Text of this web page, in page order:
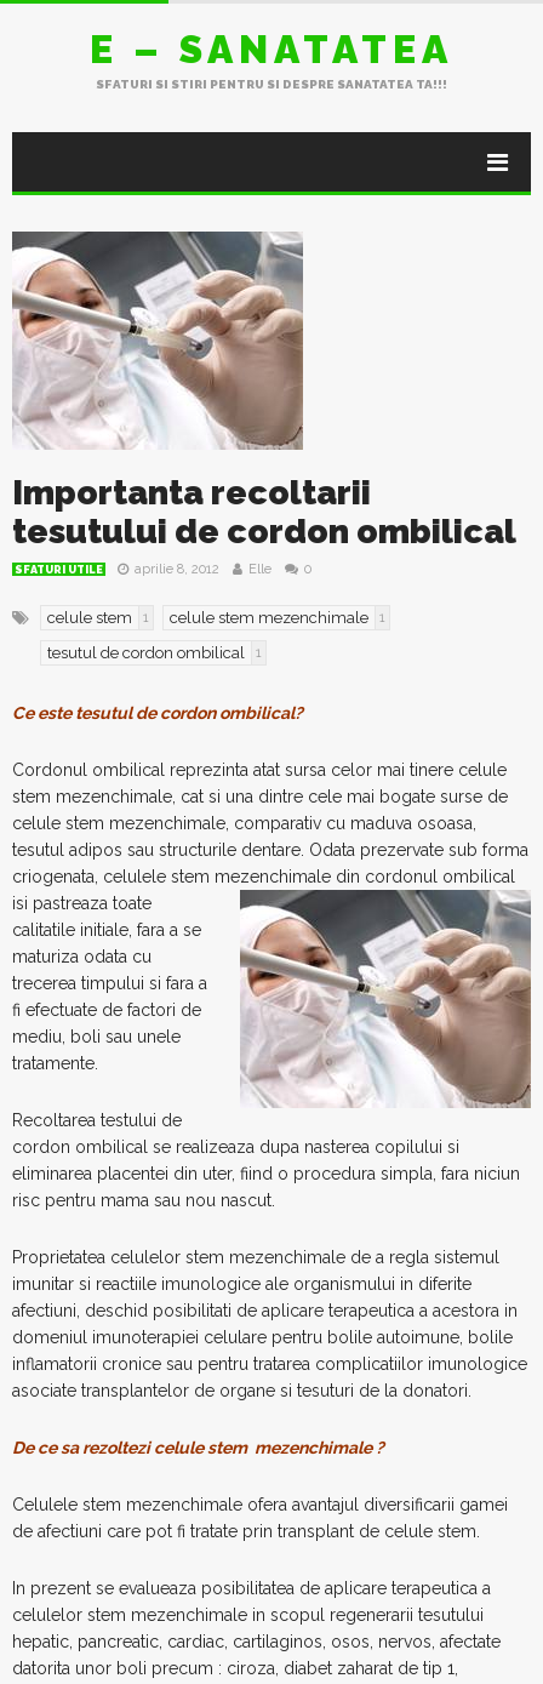
E – SANATATEA
SFATURI SI STIRI PENTRU SI DESPRE SANATATEA TA!!!
Importanta recoltarii
tesutului de cordon ombilical
SFATURI UTILE aprilie 8, 2012 Elle 0
celule stem 1 celule stem mezenchimale 1
tesutul de cordon ombilical 1
Ce este tesutul de cordon ombilical?
Cordonul ombilical reprezinta atat sursa celor mai tinere celule
stem mezenchimale, cat si una dintre cele mai bogate surse de
celule stem mezenchimale, comparativ cu maduva osoasa,
tesutul adipos sau structurile dentare. Odata prezervate sub forma
criogenata, celulele stem mezenchimale din cordonul ombilical
isi pastreaza toate
calitatile initiale, fara a se
maturiza odata cu
trecerea timpului si fara a
fi efectuate de factori de
mediu, boli sau unele
tratamente.
Recoltarea testului de
cordon ombilical se realizeaza dupa nasterea copilului si
eliminarea placentei din uter, fiind o procedura simpla, fara niciun
risc pentru mama sau nou nascut.
Proprietatea celulelor stem mezenchimale de a regla sistemul
imunitar si reactiile imunologice ale organismului in diferite
afectiuni, deschid posibilitati de aplicare terapeutica a acestora in
domeniul imunoterapiei celulare pentru bolile autoimune, bolile
inflamatorii cronice sau pentru tratarea complicatiilor imunologice
asociate transplantelor de organe si tesuturi de la donatori.
De ce sa rezoltezi celule stem mezenchimale ?
Celulele stem mezenchimale ofera avantajul diversificarii gamei
de afectiuni care pot fi tratate prin transplant de celule stem.
In prezent se evalueaza posibilitatea de aplicare terapeutica a
celulelor stem mezenchimale in scopul regenerarii tesutului
hepatic, pancreatic, cardiac, cartilaginos, osos, nervos, afectate
datorita unor boli precum : ciroza, diabet zaharat de tip 1,